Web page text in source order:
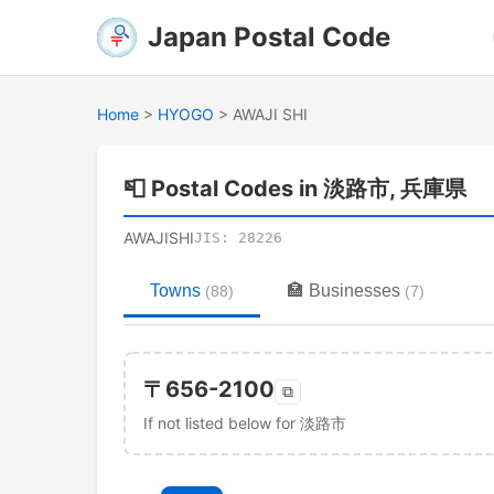
Japan Postal Code
Home > HYOGO > AWAJI SHI
📮 Postal Codes in 淡路市, 兵庫県
AWAJISHIJIS: 28226
Towns (88) 🏣 Businesses (7)
〒 656-2100 ⧉
If not listed below for 淡路市